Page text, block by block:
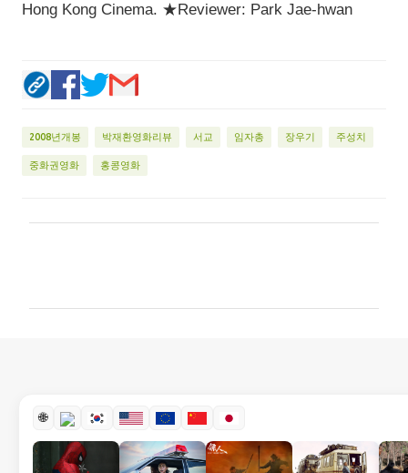
Hong Kong Cinema. ★Reviewer: Park Jae-hwan
2008년개봉 박재환영화리뷰 서교 임자총 장우기 주성치
중화권영화 홍콩영화
🌐